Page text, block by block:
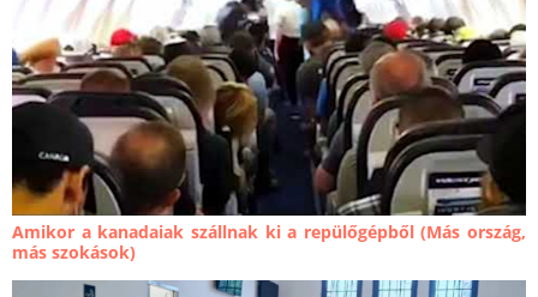
Amikor a kanadaiak szállnak ki a repülőgépből (Más ország,
más szokások)